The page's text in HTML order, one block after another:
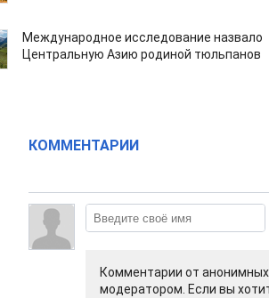
Международное исследование назвало
Центральную Азию родиной тюльпанов
КОММЕНТАРИИ
Комментарии от
модератором. Если вы